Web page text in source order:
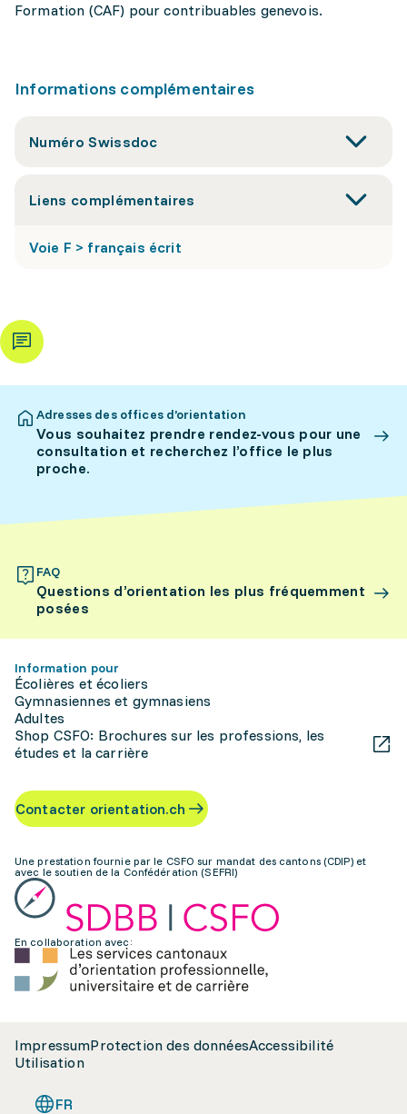
Formation (CAF) pour contribuables genevois.
Informations complémentaires
Numéro Swissdoc
Liens complémentaires
Voie F > français écrit
Adresses des offices d’orientation
Vous souhaitez prendre rendez-vous pour une
consultation et recherchez l’office le plus
proche.
FAQ
Questions d’orientation les plus fréquemment
posées
Information pour
Écolières et écoliers
Gymnasiennes et gymnasiens
Adultes
Shop CSFO: Brochures sur les professions, les
études et la carrière
Contacter orientation.ch
Une prestation fournie par le CSFO sur mandat des cantons (CDIP) et
avec le soutien de la Confédération (SEFRI)
En collaboration avec:
ImpressumProtection des donnéesAccessibilité
Utilisation
FR